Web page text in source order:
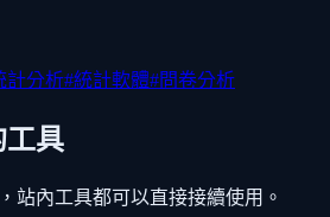
計分析#統計軟體#問卷分析
工具
站內工具都可以直接接續使用。